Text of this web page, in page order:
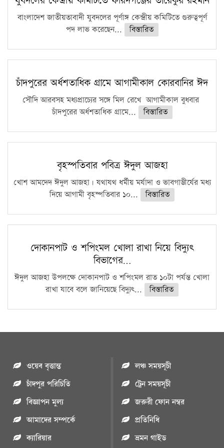
ফরিদগঞ্জে আগুনে পুড়লো ৬ ব্যবসা প্রতিষ্ঠান
বাংলাদেশ জাতীয়তাবাদী যুবদলের পূর্ণাঙ্গ কেন্দ্রীয় কমিটিতে গুরুত্বপূর্ণ
পদ লাভ করেছেন...
বিস্তারিত
চাঁদপুরের অর্ধশতাধিক গ্রামে আগামীকাল কোরবানির ঈদ
সৌদি আরবসহ মধ্যপ্রাচ্যের সঙ্গে মিল রেখে আগামীকাল বুধবার
চাঁদপুরের অর্ধশতাধিক গ্রামে...
বিস্তারিত
বৃহস্পতিবার পবিত্র ঈদুল আজহা
খোশ আমদেদ ঈদুল আজহা। যথাযথ ধর্মীয় মর্যাদা ও ভাবগাম্ভীর্যের মধ্য
দিয়ে আগামী বৃহস্পতিবার ১০...
বিস্তারিত
দোকানপাট ও শপিংমল খোলা রাখা নিয়ে বিদ্যুৎ
বিভাগের…
ঈদুল আজহা উপলক্ষে দোকানপাট ও শপিংমল রাত ১০টা পর্যন্ত খোলা
রাখা যাবে বলে জানিয়েছে বিদ্যুৎ...
বিস্তারিত
ওয়েব বৃত্তান্ত
চাঁদপুর পরিচিতি
বিজ্ঞাপন মুল্য
আমাদের সম্পর্কে
ক্যারিয়ার
লঞ্চ সময়সূচী
ট্রেন সময়সূচী
জরুরী ফোন নম্বর
প্রতিনিধি
ভ্রমন গাইড